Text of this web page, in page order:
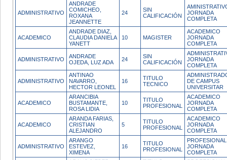
ADMINISTRATIVO
ANDRADE
COMICHEO,
ROXANA
JEANNETTE
24
SIN
CALIFICACIÓN
JORNADA
COMPLETA
ACADEMICO
ANDRADE DIAZ,
CLAUDIA DANIELA
YANETT
10 MAGISTER
ACADEMICO
JORNADA
COMPLETA
ADMINISTRATIVO
ANDRADE
OJEDA, LUZ ADA
24
SIN
CALIFICACIÓN
JORNADA
COMPLETA
ADMINISTRATIVO
ANTINAO
NAVARRO,
HECTOR LEONEL
16
TITULO
TECNICO
DE CAMPUS
UNIVERSITAR
ACADEMICO
ARANCIBIA
BUSTAMANTE,
ROSA LIDIA
10
TITULO
PROFESIONAL
ACADEMICO
JORNADA
COMPLETA
ACADEMICO
ARANDA FARIAS,
CRISTIAN
ALEJANDRO
5
TITULO
PROFESIONAL
ACADEMICO
JORNADA
COMPLETA
ADMINISTRATIVO
ARANGO
ESTEVEZ,
XIMENA
16
TITULO
PROFESIONAL
PROFESIONAL
JORNADA
COMPLETA